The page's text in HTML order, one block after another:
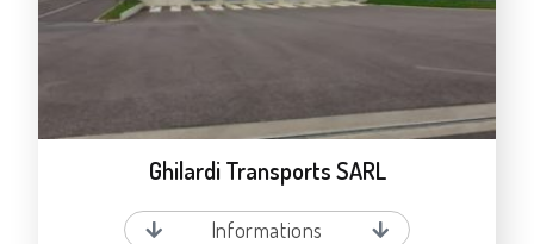
Ghilardi Transports SARL
Informations